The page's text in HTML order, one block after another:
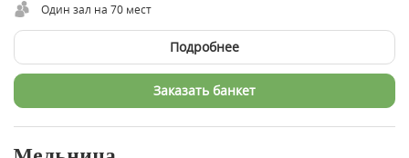
Один зал на 70 мест
Подробнее
Заказать банкет